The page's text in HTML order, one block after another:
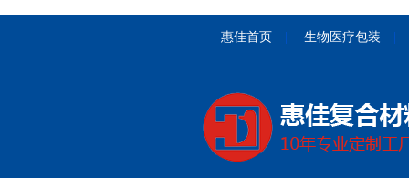
惠佳首页 生物医疗包装